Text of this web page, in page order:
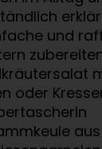
und
oder